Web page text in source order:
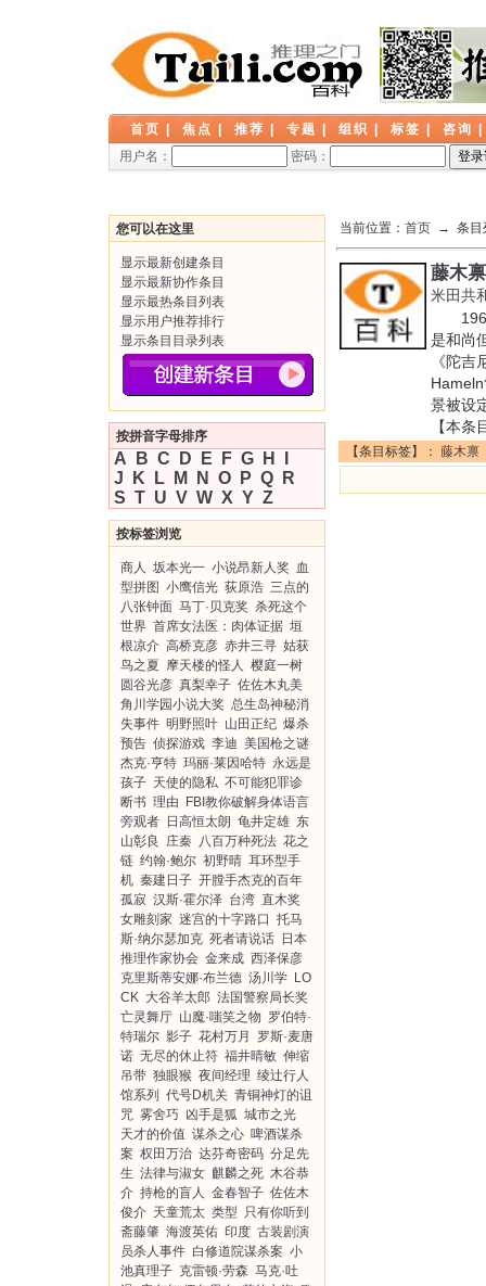
首页 焦点 推荐 专题 组织 标签 咨询
用户名：
密码：
您可以在这里
显示最新创建条目
显示最新协作条目
显示最热条目列表
显示用户推荐排行
显示条目目录列表
按拼音字母排序
A B C D E F G H
J
K L M N O P Q
R
S T U V W X Y Z
按标签浏览
商人 坂本光一 小说昂新人奖 血
型拼图 小鹰信光 荻原浩 三点的
八张钟面 马丁·贝克奖 杀死这个
世界 首席女法医：肉体证据 垣
根凉介 高桥克彦 赤井三寻 姑获
鸟之夏 摩天楼的怪人 樱庭一树
圆谷光彦 真梨幸子 佐佐木丸美
角川学园小说大奖 总生岛神秘消
失事件 明野照叶 山田正纪 爆杀
预告 侦探游戏 李迪 美国枪之谜
杰克·亨特 玛丽·莱因哈特 永远是
孩子 天使的隐私 不可能犯罪诊
断书 理由
FBI教你破解身体语言
旁观者 日高恒太朗 龟井定雄 东
山彰良
庄秦 八百万种死法 花之
链 约翰·鲍尔 初野晴 耳环型手
机 秦建日子 开膛手杰克的百年
孤寂 汉斯·霍尔泽 台湾 直木奖
女雕刻家 迷宫的十字路口 托马
斯·纳尔瑟加克 死者请说话 日本
推理作家协会 金来成 西泽保彦
克里斯蒂安娜·布兰德 汤川学 LO
CK 大谷羊太郎 法国警察局长奖
亡灵舞厅 山魔·嗤笑之物 罗伯特·
特瑞尔 影子 花村万月
罗斯·麦唐
诺 无尽的休止符 福井晴敏 伸缩
吊带 独眼猴 夜间经理 绫辻行人
馆系列
代号D机关 青铜神灯的诅
咒 雾舍巧 凶手是狐 城市之光
天才的价值 谋杀之心 啤酒谋杀
案 权田万治 达芬奇密码 分足先
生 法律与淑女 麒麟之死 木谷恭
介 持枪的盲人 金春智子 佐佐木
俊介 天童荒太 类型 只有你听到
斋藤肇 海渡英佑 印度 古装剧演
员杀人事件 白修道院谋杀案 小
池真理子 克雷顿·劳森 马克·吐
当前位置： 首页 → 条目
藤木禀
米田共
1961
是和尚
《陀
景被设
【本条
【条目标签】： 藤木禀